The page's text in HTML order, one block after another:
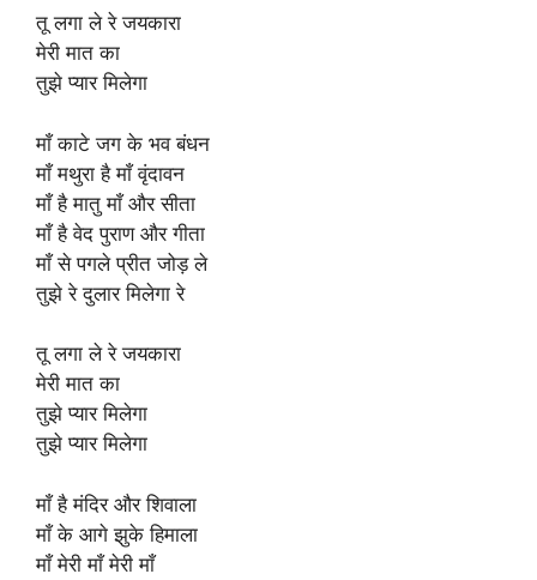
तू लगा ले रे जयकारा
मेरी मात का
तुझे प्यार मिलेगा
माँ काटे जग के भव बंधन
माँ मथुरा है माँ वृंदावन
माँ है मातु माँ और सीता
माँ है वेद पुराण और गीता
माँ से पगले प्रीत जोड़ ले
तुझे रे दुलार मिलेगा रे
तू लगा ले रे जयकारा
मेरी मात का
तुझे प्यार मिलेगा
तुझे प्यार मिलेगा
माँ है मंदिर और शिवाला
माँ के आगे झुके हिमाला
माँ मेरी माँ मेरी माँ